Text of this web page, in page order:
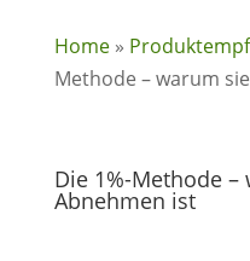
Home»
Methode – warum
Die 1%-Methode
Abnehmen ist